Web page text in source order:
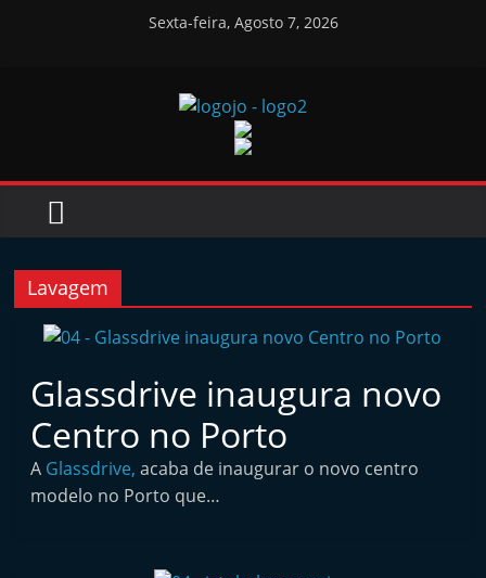
Sexta-feira, Agosto 7, 2026
Jornal
das
o
n
a
l
i
Lavagem
Glassdrive inaugura novo
Centro no Porto
A Glassdrive, acaba de inaugurar o novo centro
modelo no Porto que…